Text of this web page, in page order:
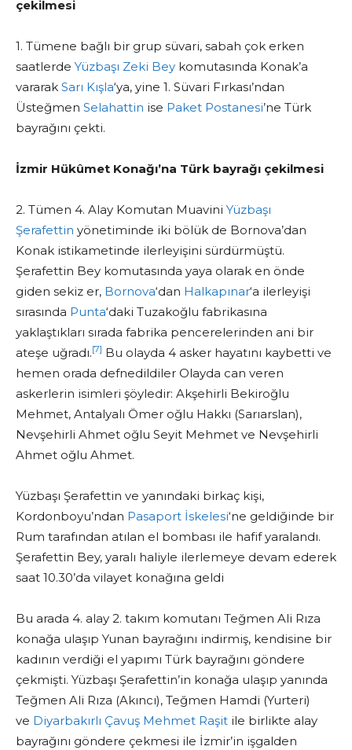
çekilmesi
1. Tümene bağlı bir grup süvari, sabah çok erken
saatlerde Yüzbaşı Zeki Bey komutasında Konak’a
vararak Sarı Kışla‘ya, yine 1. Süvari Fırkası’ndan
Üsteğmen Selahattin ise Paket Postanesi’ne Türk
bayrağını çekti.
İzmir Hükûmet Konağı’na Türk bayrağı çekilmesi
2. Tümen 4. Alay Komutan Muavini Yüzbaşı
Şerafettin yönetiminde iki bölük de Bornova’dan
Konak istikametinde ilerleyişini sürdürmüştü.
Şerafettin Bey komutasında yaya olarak en önde
giden sekiz er, Bornova‘dan Halkapınar‘a ilerleyişi
sırasında Punta‘daki Tuzakoğlu fabrikasına
yaklaştıkları sırada fabrika pencerelerinden ani bir
ateşe uğradı.[7] Bu olayda 4 asker hayatını kaybetti ve
hemen orada defnedildiler Olayda can veren
askerlerin isimleri şöyledir: Akşehirli Bekiroğlu
Mehmet, Antalyalı Ömer oğlu Hakkı (Sarıarslan),
Nevşehirli Ahmet oğlu Seyit Mehmet ve Nevşehirli
Ahmet oğlu Ahmet.
Yüzbaşı Şerafettin ve yanındaki birkaç kişi,
Kordonboyu’ndan Pasaport İskelesi‘ne geldiğinde bir
Rum tarafından atılan el bombası ile hafif yaralandı.
Şerafettin Bey, yaralı haliyle ilerlemeye devam ederek
saat 10.30’da vilayet konağına geldi
Bu arada 4. alay 2. takım komutanı Teğmen Ali Rıza
konağa ulaşıp Yunan bayrağını indirmiş, kendisine bir
kadının verdiği el yapımı Türk bayrağını göndere
çekmişti. Yüzbaşı Şerafettin’in konağa ulaşıp yanında
Teğmen Ali Rıza (Akıncı), Teğmen Hamdi (Yurteri)
ve Diyarbakırlı Çavuş Mehmet Raşit ile birlikte alay
bayrağını göndere çekmesi ile İzmir’in işgalden